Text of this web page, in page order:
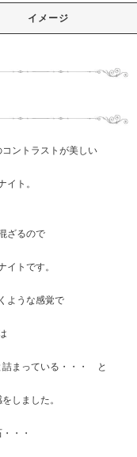
イメージ
ントラストが美しい
イト。
ざるので
イトです。
ような感覚で
まっている・・・ と
しました。
・・